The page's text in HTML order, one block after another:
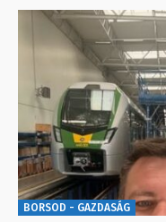
BORSOD - GAZDASÁG